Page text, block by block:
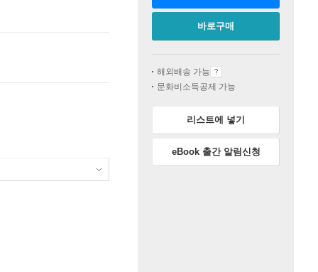
바로구매
해외배송 가능
문화비소득공제 가능
리스트에 넣기
eBook 출간 알림신청